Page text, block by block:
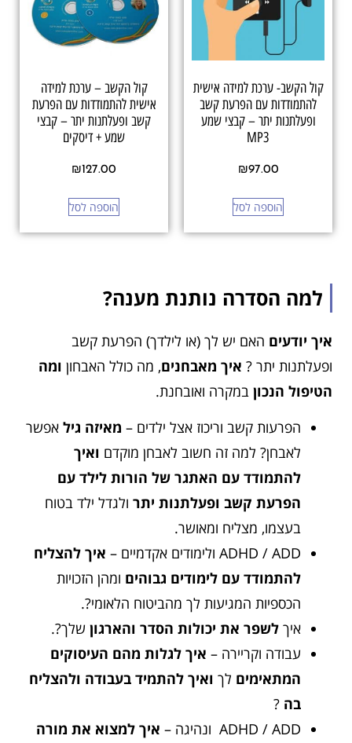
קול הקשב- ערכת למידה אישית
להתמודדות עם הפרעת קשב
ופעלתנות יתר – קבצי שמע
MP3
₪97.00
הוספה לסל
קול הקשב – ערכת למידה
אישית להתמודדות עם הפרעת
קשב ופעלתנות יתר – קבצי
שמע + דיסקים
₪127.00
הוספה לסל
למה הסדרה נותנת מענה?
איך יודעים האם יש לך (או לילדך) הפרעת קשב
ופעלתנות יתר ? איך מאבחנים, מה כולל האבחון ומה
הטיפול הנכון במקרה ואובחנת.
הפרעות קשב וריכוז אצל ילדים – מאיזה גיל אפשר
לאבחן? למה זה חשוב לאבחן מוקדם ואיך
להתמודד עם האתגר של הורות לילד עם
הפרעת קשב ופעלתנות יתר ולגדל ילד בטוח
בעצמו, מצליח ומאושר.
ADHD / ADD ולימודים אקדמיים –
איך להצליח
להתמודד עם לימודים גבוהים ומהן הזכויות
הכספיות המגיעות לך מהביטוח הלאומי?.
איך לשפר את יכולות הסדר והארגון שלך?.
עבודה וקריירה – איך לגלות מהם העיסוקים
המתאימים לך ואיך להתמיד בעבודה ולהצליח
בה ?
ADHD / ADD ונהיגה –
איך למצוא את מורה